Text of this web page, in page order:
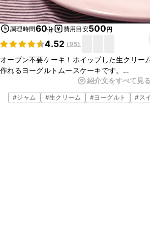
調理時間60分 費用目安500円
4.52 (95)
オーブン不要ケーキ！ホイップした生クリー
作れるヨーグルトムースケーキです。
下に敷いたタルト生地も、ビスケットを砕く
簡単です。
色々な味のジャムを加えて、アレンジも楽し
紹介文をすべて見る
#ジャム #生クリーム #ヨーグルト #ス